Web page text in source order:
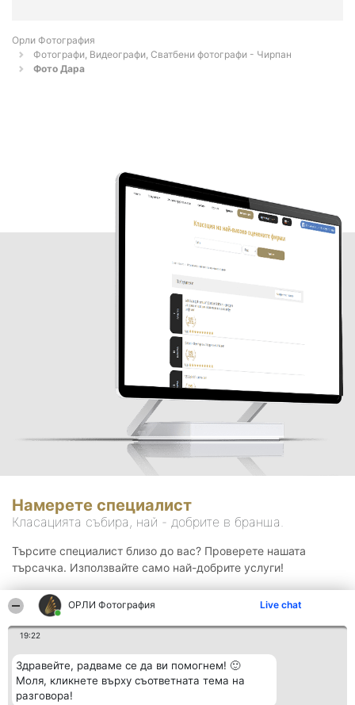
ОРЛИ Фотография Live chat
19:22
Здравейте, радваме се да ви помогнем! 🙂
Моля, кликнете върху съответната тема на
разговора!
Орли Фотография
Фотографи, Видеографи, Сватбени фотографи - Чирпан
Фото Дара
Намерете специалист
Класацията събира, най - добрите в бранша.
Търсите специалист близо до вас? Проверете нашата
търсачка. Използвайте само най-добрите услуги!